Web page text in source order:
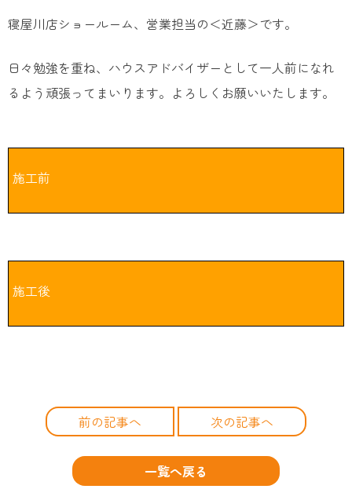
寝屋川店ショールーム、営業担当の＜近藤＞です。
日々勉強を重ね、ハウスアドバイザーとして一人前になれ
るよう頑張ってまいります。よろしくお願いいたします。
施工前
施工後
前の記事へ 次の記事へ
一覧へ戻る